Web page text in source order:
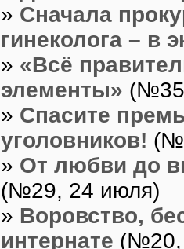
» Сначала
гинеколога – в
» «Всё
элементы»
» Спасите
уголовников!
» От любви до
(№29, 24 июля)
» Воровство,
интернате (№20,